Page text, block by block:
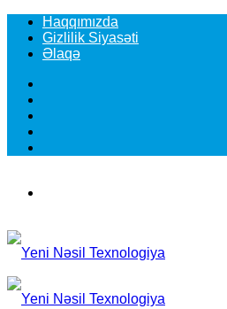
Haqqımızda
Gizlilik Siyasəti
Əlaqə